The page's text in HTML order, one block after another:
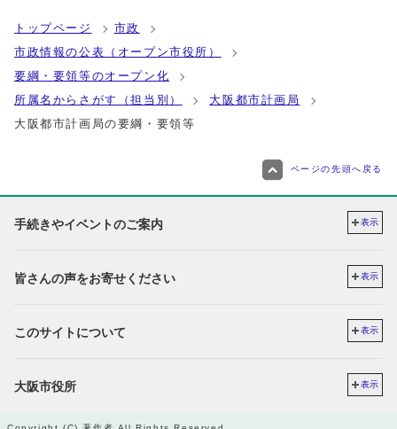
トップページ
市政
市政情報の公表（オープン市役所）
要綱・要領等のオープン化
所属名からさがす（担当別）
大阪都市計画局
大阪都市計画局の要綱・要領等
ページの先頭へ戻る
手続きやイベントのご案内 表示
皆さんの声をお寄せください 表示
このサイトについて 表示
大阪市役所 表示